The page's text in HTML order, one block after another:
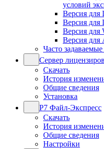
условий
Версия для
Версия для
Версия для
Версия для
Часто
Сервер
Скачать
История
Общие сведения
Установка
Р7 Файл-Экспресс
Скачать
История
Общие сведения
Настройки